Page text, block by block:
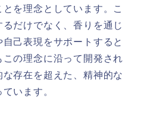
を理念としています。こ
だけでなく、香りを通じ
己表現をサポートすると
の理念に沿って開発され
存在を超えた、精神的な
います。